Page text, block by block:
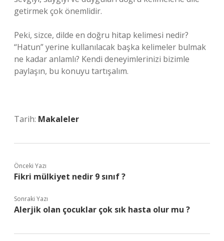
getirmek çok önemlidir.
Peki, sizce, dilde en doğru hitap kelimesi nedir?
“Hatun” yerine kullanılacak başka kelimeler bulmak
ne kadar anlamlı? Kendi deneyimlerinizi bizimle
paylaşın, bu konuyu tartışalım.
Tarih: Makaleler
Önceki Yazı
Fikri mülkiyet nedir 9 sınıf ?
Sonraki Yazı
Alerjik olan çocuklar çok sık hasta olur mu ?